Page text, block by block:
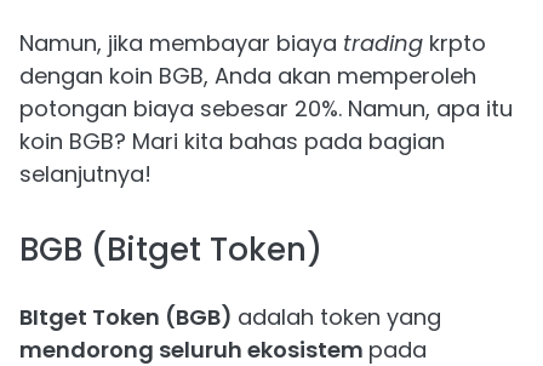
Namun, jika membayar biaya trading krpto
dengan koin BGB, Anda akan memperoleh
potongan biaya sebesar 20%. Namun, apa itu
koin BGB? Mari kita bahas pada bagian
selanjutnya!
BGB (Bitget Token)
BItget Token (BGB) adalah token yang
mendorong seluruh ekosistem pada